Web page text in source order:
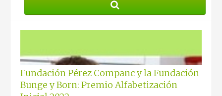
COOPERACIÓN INTERNACIONAL
CONTACTO
Fundación Pérez Companc y la Fundación
Bunge y Born: Premio Alfabetización